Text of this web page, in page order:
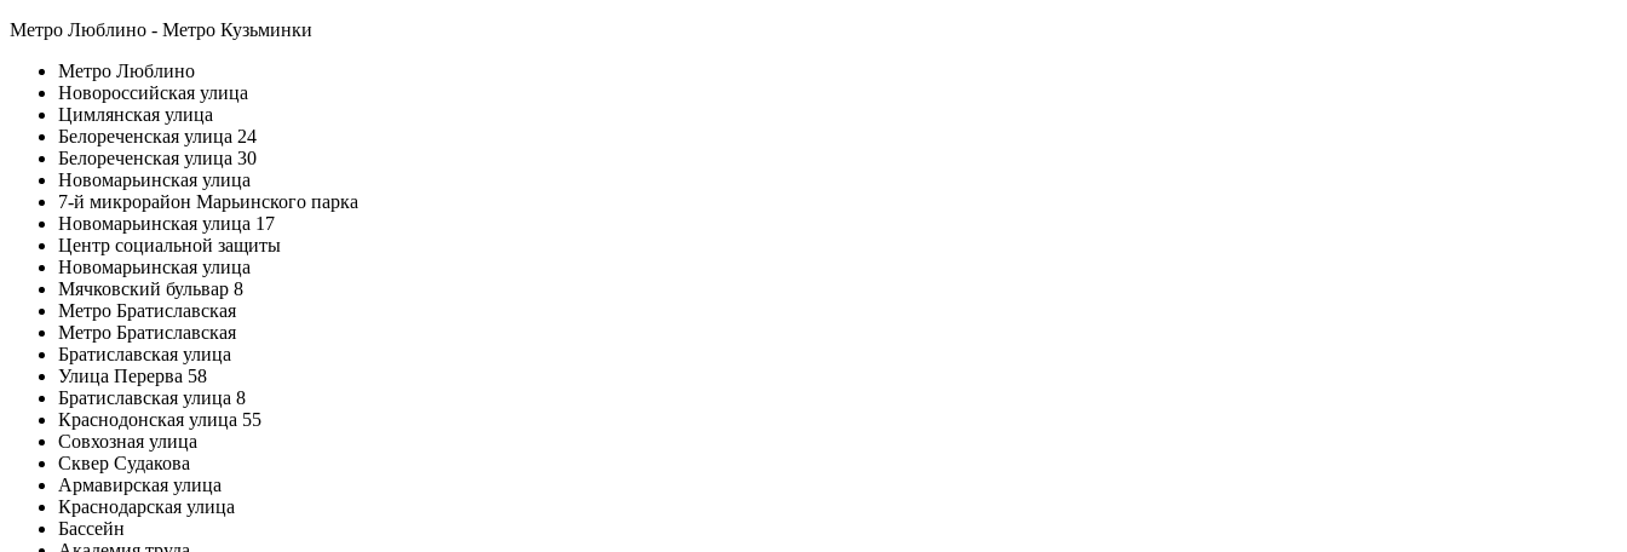
Метро Люблино - Метро Кузьминки
Метро Люблино
Новороссийская улица
Цимлянская улица
Белореченская улица 24
Белореченская улица 30
Новомарьинская улица
7-й микрорайон Марьинского парка
Новомарьинская улица 17
Центр социальной защиты
Новомарьинская улица
Мячковский бульвар 8
Метро Братиславская
Метро Братиславская
Братиславская улица
Улица Перерва 58
Братиславская улица 8
Краснодонская улица 55
Совхозная улица
Сквер Судакова
Армавирская улица
Краснодарская улица
Бассейн